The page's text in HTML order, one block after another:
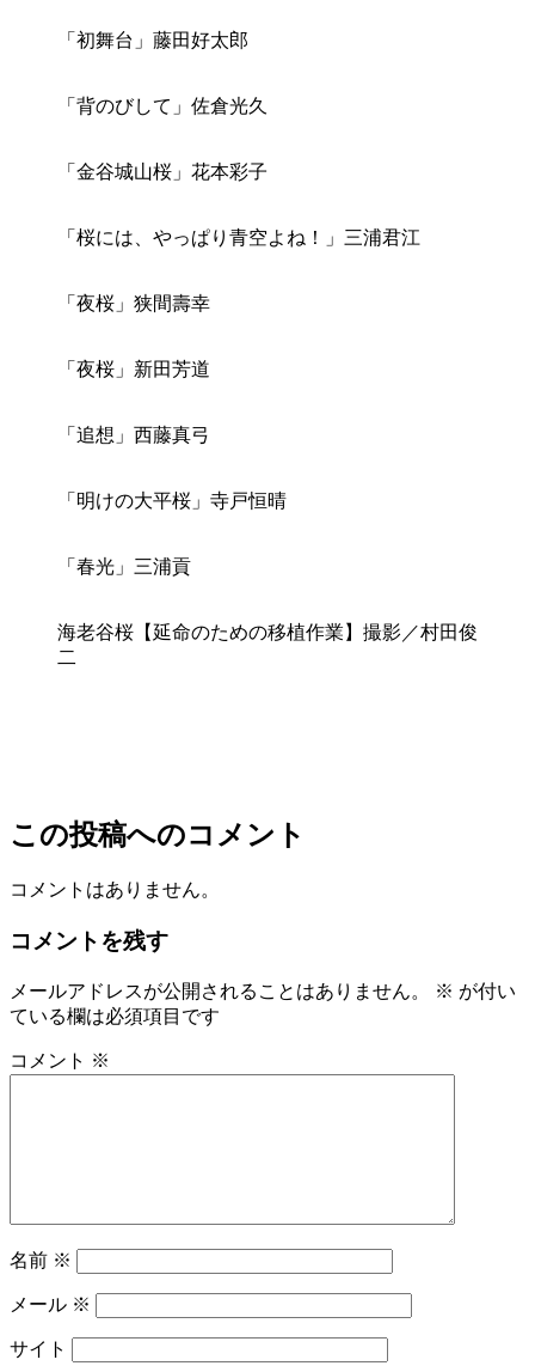
「初舞台」藤田好太郎
「背のびして」佐倉光久
「金谷城山桜」花本彩子
「桜には、やっぱり青空よね！」三浦君江
「夜桜」狭間壽幸
「夜桜」新田芳道
「追想」西藤真弓
「明けの大平桜」寺戸恒晴
「春光」三浦貢
海老谷桜【延命のための移植作業】撮影／村田俊
二
この投稿へのコメント
コメントはありません。
コメントを残す
メールアドレスが公開されることはありません。 ※ が付い
ている欄は必須項目です
コメント ※
名前 ※
メール ※
サイト